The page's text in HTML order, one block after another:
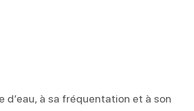
d’eau, à sa fréquentation et à son